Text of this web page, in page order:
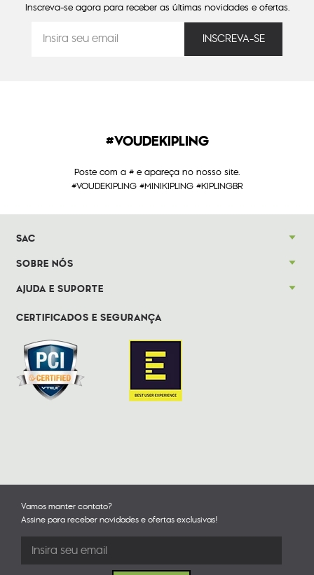
Inscreva-se agora para receber as últimas novidades e ofertas.
#VOUDEKIPLING
Poste com a # e apareça no nosso site.
#VOUDEKIPLING #MINIKIPLING #KIPLINGBR
SAC
SOBRE NÓS
AJUDA E SUPORTE
CERTIFICADOS E SEGURANÇA
Vamos manter contato?
Assine para receber novidades e ofertas exclusivas!